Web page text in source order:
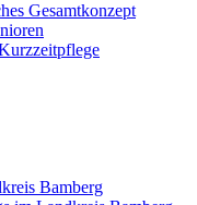
Gesamtkonzept
Bamberg